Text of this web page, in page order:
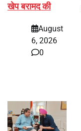
खेप बरामद की
August
6, 2026
0